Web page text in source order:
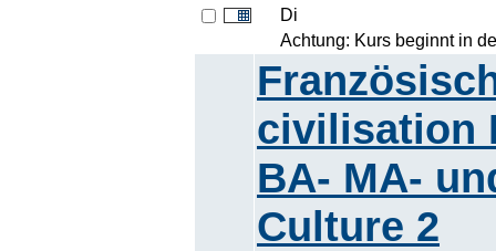
Di
Achtung: Kurs beginnt in
civilisation
BA- MA-
Culture 2